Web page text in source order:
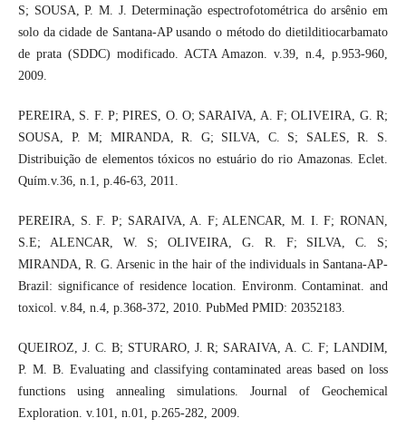
S; SOUSA, P. M. J. Determinação espectrofotométrica do arsênio em
solo da cidade de Santana-AP usando o método do dietilditiocarbamato
de prata (SDDC) modificado. ACTA Amazon. v.39, n.4, p.953-960,
2009.
PEREIRA, S. F. P; PIRES, O. O; SARAIVA, A. F; OLIVEIRA, G. R;
SOUSA, P. M; MIRANDA, R. G; SILVA, C. S; SALES, R. S.
Distribuição de elementos tóxicos no estuário do rio Amazonas. Eclet.
Quím.v.36, n.1, p.46-63, 2011.
PEREIRA, S. F. P; SARAIVA, A. F; ALENCAR, M. I. F; RONAN,
S.E; ALENCAR, W. S; OLIVEIRA, G. R. F; SILVA, C. S;
MIRANDA, R. G. Arsenic in the hair of the individuals in Santana-AP-
Brazil: significance of residence location. Environm. Contaminat. and
toxicol. v.84, n.4, p.368-372, 2010. PubMed PMID: 20352183.
QUEIROZ, J. C. B; STURARO, J. R; SARAIVA, A. C. F; LANDIM,
P. M. B. Evaluating and classifying contaminated areas based on loss
functions using annealing simulations. Journal of Geochemical
Exploration. v.101, n.01, p.265-282, 2009.